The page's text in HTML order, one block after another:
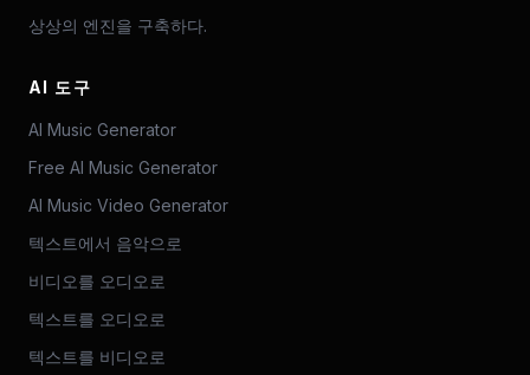
상상의 엔진을 구축하다.
AI 도구
AI Music Generator
Free AI Music Generator
AI Music Video Generator
텍스트에서 음악으로
비디오를 오디오로
텍스트를 오디오로
텍스트를 비디오로